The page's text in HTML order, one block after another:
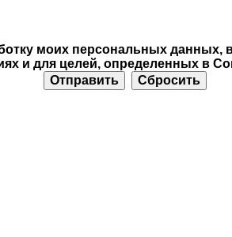
моих персональных
и для целей, определенных в